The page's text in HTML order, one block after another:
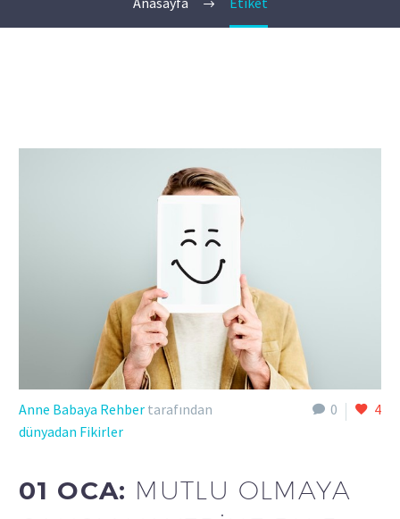
0 4
Anne Babaya Rehber tarafından
dünyadan Fikirler
01 OCA: MUTLU OLMAYA